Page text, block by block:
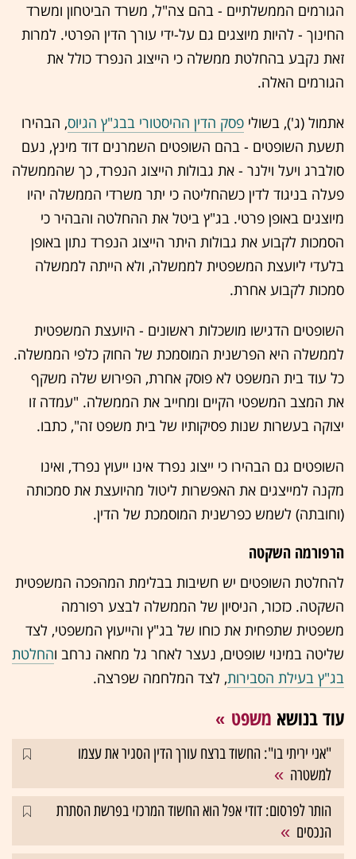
הגורמים הממשלתיים - בהם צה"ל, משרד הביטחון ומשרד
החינוך - להיות מיוצגים גם על-ידי עורך הדין הפרטי. למרות
זאת נקבע בהחלטת ממשלה כי הייצוג הנפרד כולל את
הגורמים האלה.
אתמול (ג'), בשולי פסק הדין ההיסטורי בבג"ץ הגיוס, הבהירו
תשעת השופטים - בהם השופטים השמרנים דוד מינץ, נעם
סולברג ויעל וילנר - את גבולות הייצוג הנפרד, כך שהממשלה
פעלה בניגוד לדין כשהחליטה כי יתר משרדי הממשלה יהיו
מיוצגים באופן פרטי. בג"ץ ביטל את ההחלטה והבהיר כי
הסמכות לקבוע את גבולות היתר הייצוג הנפרד נתון באופן
בלעדי ליועצת המשפטית לממשלה, ולא הייתה לממשלה
סמכות לקבוע אחרת.
השופטים הדגישו מושכלות ראשונים - היועצת המשפטית
לממשלה היא הפרשנית המוסמכת של החוק כלפי הממשלה.
כל עוד בית המשפט לא פוסק אחרת, הפירוש שלה משקף
את המצב המשפטי הקיים ומחייב את הממשלה. "עמדה זו
יצוקה בעשרות שנות פסיקותיו של בית משפט זה", כתבו.
השופטים גם הבהירו כי ייצוג נפרד אינו ייעוץ נפרד, ואינו
מקנה למייצגים את האפשרות ליטול מהיועצת את סמכותה
(וחובתה) לשמש כפרשנית המוסמכת של הדין.
הרפורמה השקטה
להחלטת השופטים יש חשיבות בבלימת המהפכה המשפטית
השקטה. כזכור, הניסיון של הממשלה לבצע רפורמה
משפטית שתפחית את כוחו של בג"ץ והייעוץ המשפטי, לצד
שליטה במינוי שופטים, נעצר לאחר גל מחאה נרחב והחלטת
בג"ץ בעילת הסבירות, לצד המלחמה שפרצה.
עוד בנושא משפט
"אני יריתי בו": החשוד ברצח עורך הדין הסגיר את עצמו
למשטרה
הותר לפרסום: דודי אפל הוא החשוד המרכזי בפרשת הסתרת
הנכסים